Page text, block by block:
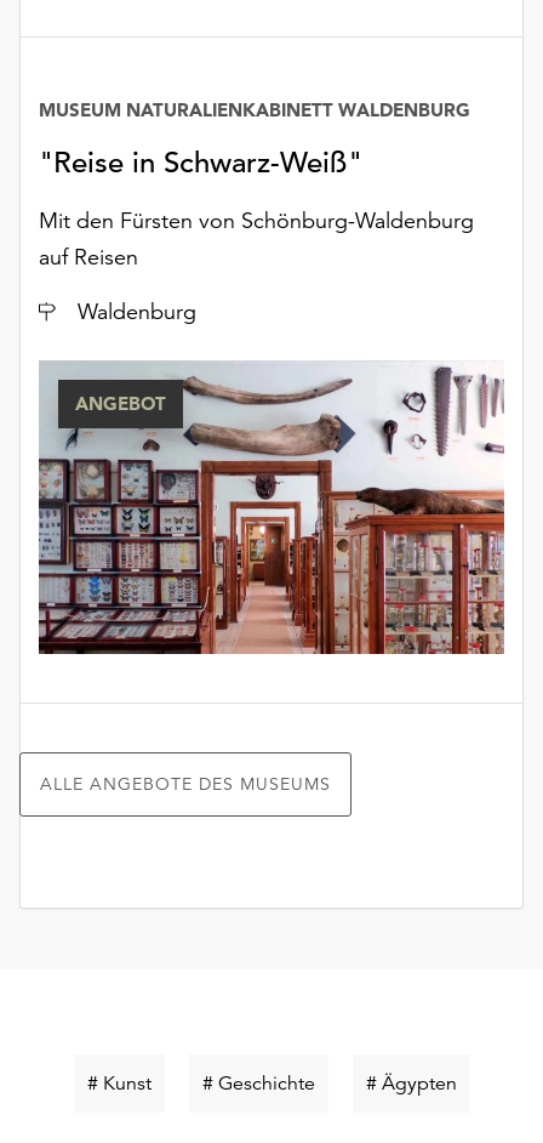
"Reise in Schwarz-Weiß"
MUSEUM NATURALIENKABINETT WALDENBURG
Mit den Fürsten von Schönburg-Waldenburg
auf Reisen
Ort
Waldenburg
ANGEBOT
ALLE ANGEBOTE DES MUSEUMS
# KunstSchlüsselwort
# GeschichteSchlüsselwort
# Ägypten